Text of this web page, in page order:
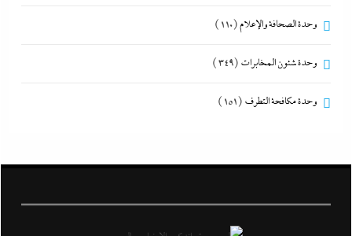
وحدة الصحافة والإعلام(110)
وحدة شئون المخابرات (349)
وحدة مكافحة التطرف (151)